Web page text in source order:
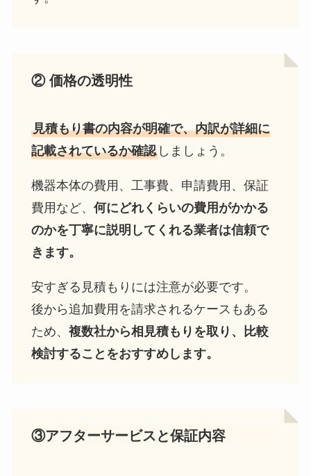
② 価格の透明性
見積もり書の内容が明確で、内訳が詳細に
記載されているか確認しましょう。
機器本体の費用、工事費、申請費用、保証
費用など、 何にどれくらいの費用がかかる
のかを丁寧に説明してくれる業者は信頼で
きます。
安すぎる見積もりには注意が必要です。
後から追加費用を請求されるケースもある
ため、 複数社から相見積もりを取り、比較
検討することをおすすめします。
③アフターサービスと保証内容